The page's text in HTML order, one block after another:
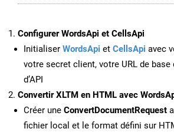
Configurer WordsApi et CellsApi
Initialiser WordsApi et CellsApi avec
votre secret client, votre URL de
d’API
Convertir XLTM en HTML avec
Créer une ConvertDocumentRequest
fichier local et le format défini sur